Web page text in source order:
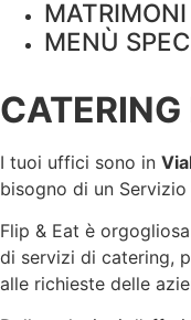
MATRIMONI
MENÙ
I tuoi uffici sono in
bisogno di un
Flip & Eat è
di servizi di catering,
alle richieste delle